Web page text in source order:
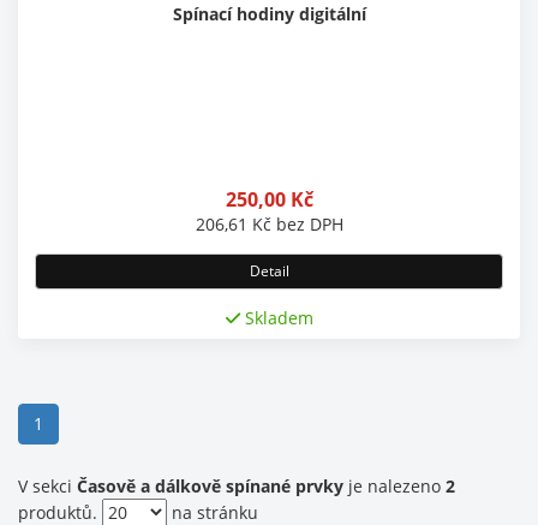
Spínací hodiny digitální
250,00 Kč
206,61 Kč bez DPH
Detail
Skladem
1
V sekci Časově a dálkově spínané prvky je nalezeno 2
produktů.
na stránku